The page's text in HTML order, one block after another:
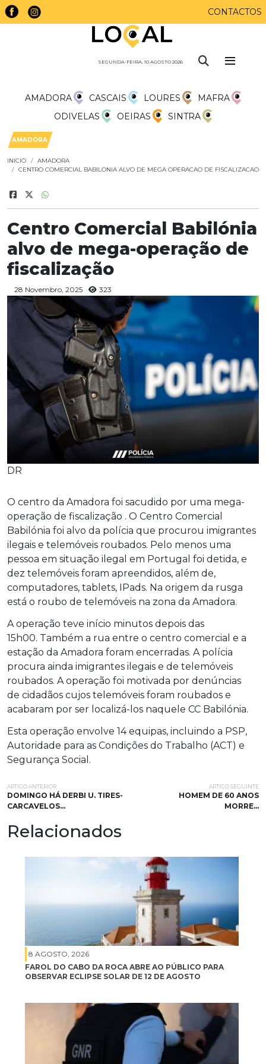
CONTACTOS
SEGUNDA-FEIRA, 10 AGOSTO 2026
AMADORA CASCAIS LOURES
MAFRA
ODIVELAS
OEIRAS SINTRA
AMADORA
INICIO
AMADORA
CENTRO COMERCIAL BABILONIA ALVO DE MEGA OPERACAO DE FISCALIZACAO
Centro Comercial Babilónia
alvo de mega-operação de
fiscalização
28 Novembro, 2025 323
DR
O centro da Amadora foi sacudido por uma mega-
operação de fiscalização . O Centro Comercial
Babilónia foi alvo da polícia que procurou imigrantes
ilegais e telemóveis roubados. Pelo menos uma
pessoa em situação ilegal em Portugal foi detida, e
dez telemóveis foram apreendidos, além de,
computadores, tablets, IPads. Na origem da rusga
está o roubo de telemóveis na zona da Amadora.
A operação teve início minutos depois das
15h00. Também a rua entre o centro comercial e a
estação da Amadora foram encerradas. A polícia
procura ainda imigrantes ilegais e de telemóveis
roubados. A operação foi motivada por denúncias
de cidadãos cujos telemóveis foram roubados e
acabaram por ser localizá-los naquele CC Babilónia.
Esta operação envolve 14 equipas, incluindo a PSP,
Autoridade para as Condições do Trabalho (ACT) e
Segurança Social.
ARTIGO ANTERIOR
DOMINGO HÁ DERBI U. TIRES-
CARCAVELOS…
ARTIGO SEGUINTE
HOMEM DE 60 ANOS
MORRE…
Relacionados
8 AGOSTO, 2026
FAROL DO CABO DA ROCA ABRE AO PÚBLICO PARA
OBSERVAR ECLIPSE SOLAR DE 12 DE AGOSTO